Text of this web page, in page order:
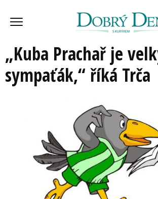
„Kuba Prachař je
sympaťák,“ říká Trča